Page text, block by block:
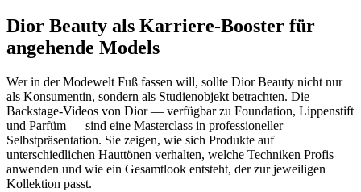
Dior Beauty als Karriere-Booster für
angehende Models
Wer in der Modewelt Fuß fassen will, sollte Dior Beauty nicht nur
als Konsumentin, sondern als Studienobjekt betrachten. Die
Backstage-Videos von Dior — verfügbar zu Foundation, Lippenstift
und Parfüm — sind eine Masterclass in professioneller
Selbstpräsentation. Sie zeigen, wie sich Produkte auf
unterschiedlichen Hauttönen verhalten, welche Techniken Profis
anwenden und wie ein Gesamtlook entsteht, der zur jeweiligen
Kollektion passt.